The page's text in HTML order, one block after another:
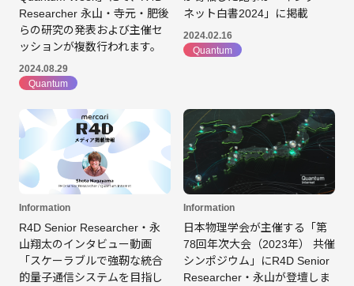
Researcher 永山・寺元・肥後
らの研究の発表および主催セ
ッションが複数行われます。
2024.08.29
Quantum
ネット白書2024」に掲載
2024.02.16
Quantum
Information
R4D Senior Researcher・永
山翔太のインタビュー動画
「スケーラブルで強靭な統合
的量子通信システムを目指し
Information
日本物理学会が主催する「第
78回年次大会（2023年） 共催
シンポジウム」にR4D Senior
Researcher・永山が登壇しま